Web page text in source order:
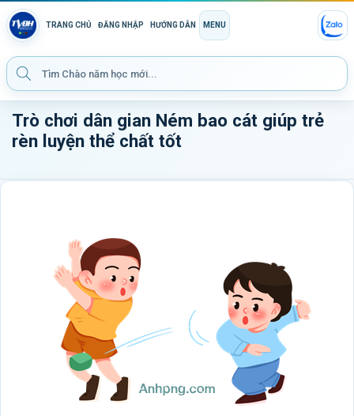
TRANG CHỦ ĐĂNG NHẬP HƯỚNG DẪN MENU
Trò chơi dân gian Ném bao cát giúp trẻ
rèn luyện thể chất tốt